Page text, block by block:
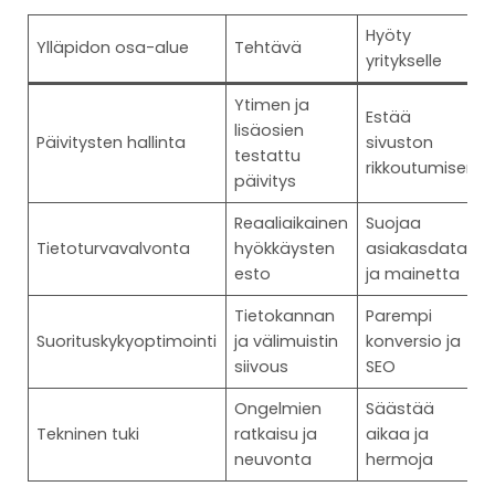
Ylläpidon osa-alue Tehtävä
Hyöty
yritykselle
Päivitysten hallinta
Ytimen ja
lisäosien
testattu
päivitys
Estää
sivuston
rikkoutumisen
Tietoturvavalvonta
Reaaliaikainen
hyökkäysten
esto
Suojaa
asiakasdataa
ja mainetta
Suorituskykyoptimointi
Tietokannan
ja välimuistin
siivous
Parempi
konversio ja
SEO
Tekninen tuki
Ongelmien
ratkaisu ja
neuvonta
Säästää
aikaa ja
hermoja